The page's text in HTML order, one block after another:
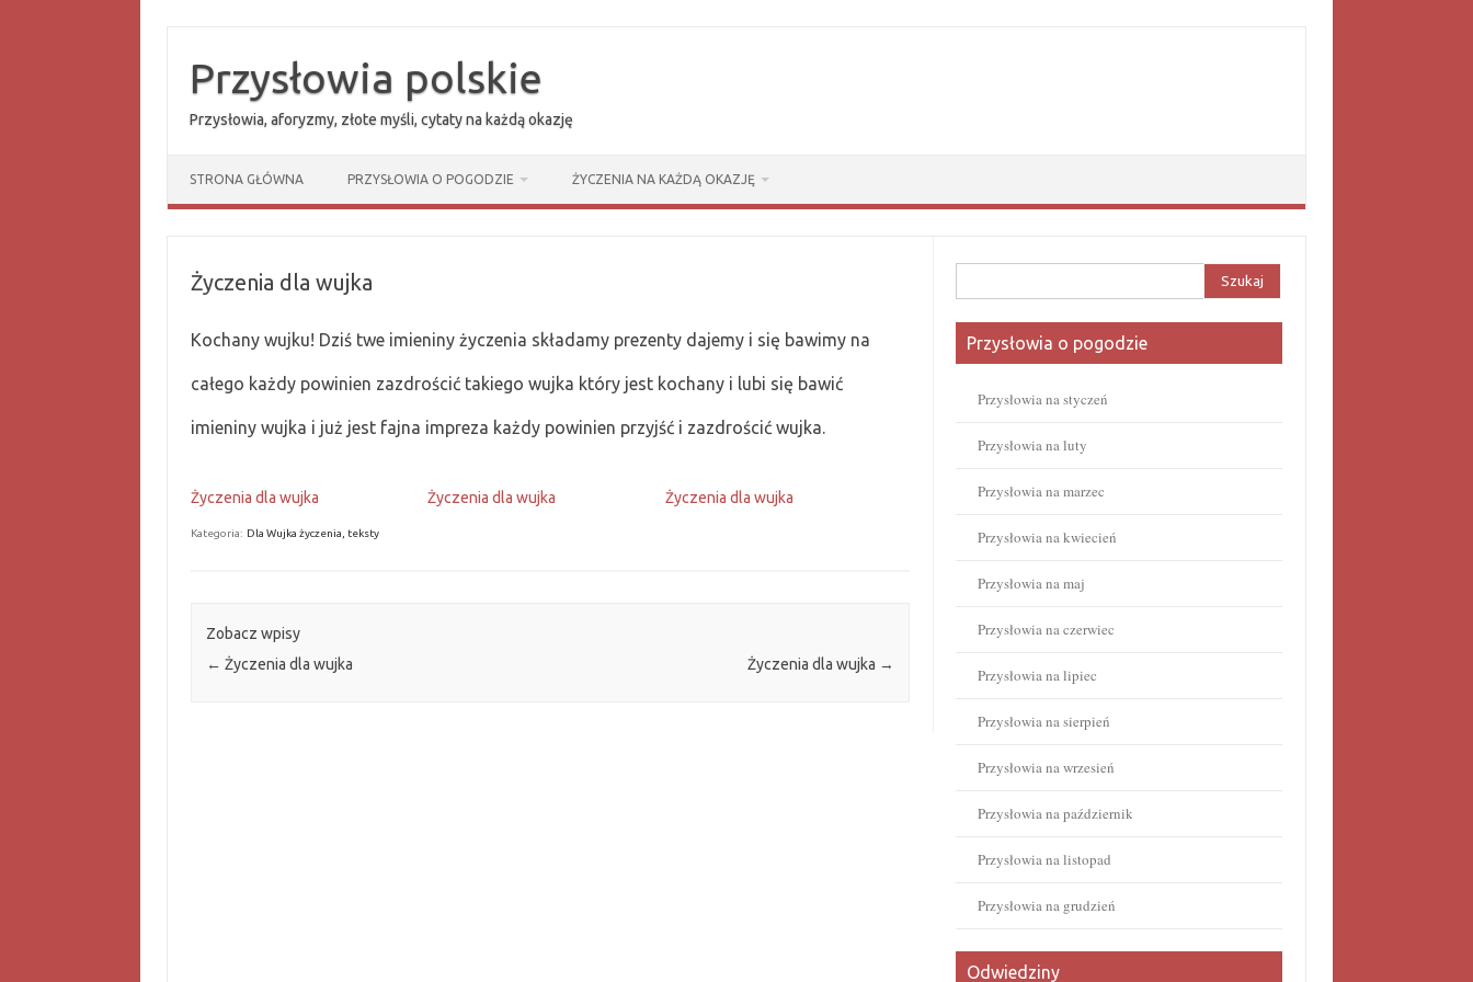
treściPrzysłowia polskie
Przysłowia, aforyzmy, złote myśli, cytaty na każdą okazję
STRONA GŁÓWNA PRZYSŁOWIA O POGODZIE ŻYCZENIA NA KAŻDĄ OKAZJĘ
Życzenia dla wujka
Kochany wujku! Dziś twe imieniny życzenia składamy prezenty dajemy i się bawimy na
całego każdy powinien zazdrościć takiego wujka który jest kochany i lubi się bawić
imieniny wujka i już jest fajna impreza każdy powinien przyjść i zazdrościć wujka.
Życzenia dla wujka Życzenia dla wujka Życzenia dla wujka
Kategoria: Dla Wujka życzenia, teksty
Zobacz wpisy
← Życzenia dla wujka Życzenia dla wujka →
Przysłowia o pogodzie
Przysłowia na styczeń
Przysłowia na luty
Przysłowia na marzec
Przysłowia na kwiecień
Przysłowia na maj
Przysłowia na czerwiec
Przysłowia na lipiec
Przysłowia na sierpień
Przysłowia na wrzesień
Przysłowia na październik
Przysłowia na listopad
Przysłowia na grudzień
Odwiedziny